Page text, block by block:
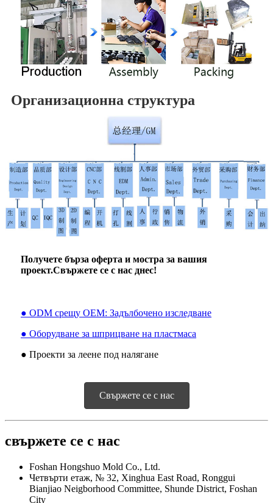
Организационна структура
Получете бърза оферта и мостра за вашия
проект.Свържете се с нас днес!
● ODM срещу OEM: Задълбочено изследване
● Оборудване за шприцване на пластмаса
● Проекти за леене под налягане
Свържете се с нас
свържете се с нас
Foshan Hongshuo Mold Co., Ltd.
Четвърти етаж, № 32, Xinghua East Road, Ronggui
Bianjiao Neigborhood Committee, Shunde District, Foshan
City